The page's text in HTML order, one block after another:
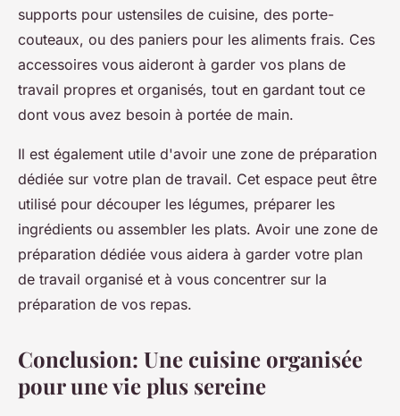
supports pour ustensiles de cuisine, des porte-
couteaux, ou des paniers pour les aliments frais. Ces
accessoires vous aideront à garder vos plans de
travail propres et organisés, tout en gardant tout ce
dont vous avez besoin à portée de main.
Il est également utile d'avoir une zone de préparation
dédiée sur votre plan de travail. Cet espace peut être
utilisé pour découper les légumes, préparer les
ingrédients ou assembler les plats. Avoir une zone de
préparation dédiée vous aidera à garder votre plan
de travail organisé et à vous concentrer sur la
préparation de vos repas.
Conclusion: Une cuisine organisée
pour une vie plus sereine